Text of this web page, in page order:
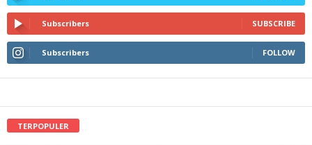
Subscribers SUBSCRIBE
Subscribers FOLLOW